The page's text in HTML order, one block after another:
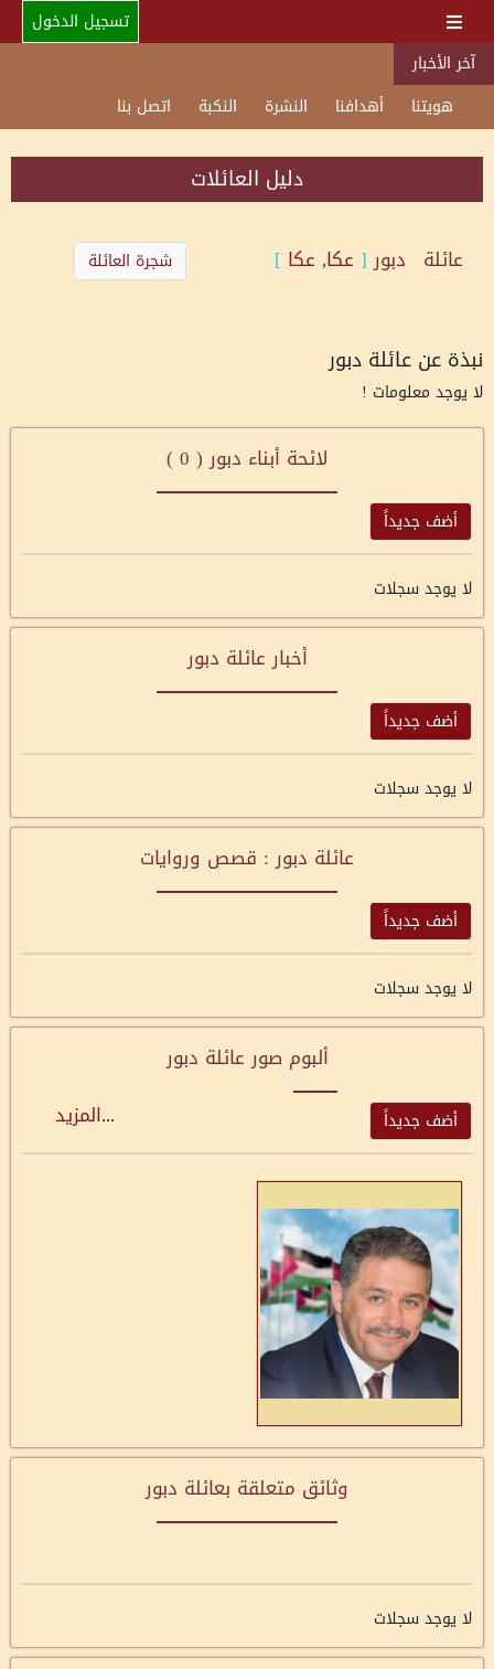
تسجيل الدخول
آخر الأخبار
هويتنا
أهدافنا النشرة النكبة اتصل بنا
دليل العائلات
عائلة دبور [ عكا, عكا ] شجرة العائلة
نبذة عن عائلة دبور
لا يوجد معلومات !
لائحة أبناء دبور ( 0
)
أضف جديداً
لا يوجد سجلات
أخبار عائلة دبور
أضف جديداً
لا يوجد سجلات
عائلة دبور : قصص وروايات
أضف جديداً
لا يوجد سجلات
ألبوم صور عائلة دبور
أضف جديداً ...المزيد
وثائق متعلقة بعائلة دبور
لا يوجد سجلات